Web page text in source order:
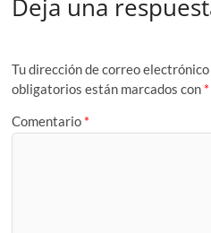
Deja una
Tu dirección de correo
obligatorios están marcados con *
Comentario *